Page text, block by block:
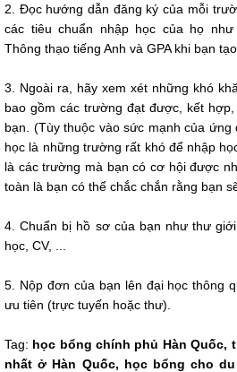
2. Đọc hướng dẫn đăng ký của mỗi
các tiêu chuẩn nhập học của họ
Thông thạo tiếng Anh và GPA khi bạn
3. Ngoài ra, hãy xem xét những khó
bao gồm các trường đạt được, kết
bạn. (Tùy thuộc vào sức mạnh của
học là những trường rất khó để nhập
là các trường mà bạn có cơ hội được
toàn là bạn có thể chắc chắn rằng bạn
4. Chuẩn bị hồ sơ của bạn như thư
học, CV, ...
5. Nộp đơn của bạn lên đại học thông
ưu tiên (trực tuyến hoặc thư).
Tag: học bổng chính phủ Hàn Quốc,
nhất ở Hàn Quốc, học bổng cho